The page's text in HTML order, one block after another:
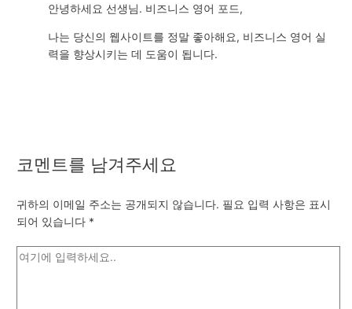
안녕하세요 선생님. 비즈니스 영어 포드,
나는 당신의 웹사이트를 정말 좋아해요, 비즈니스 영어 실
력을 향상시키는 데 도움이 됩니다.
코멘트를 남겨주세요
귀하의 이메일 주소는 공개되지 않습니다. 필요 입력 사항은 표시
되어 있습니다 *